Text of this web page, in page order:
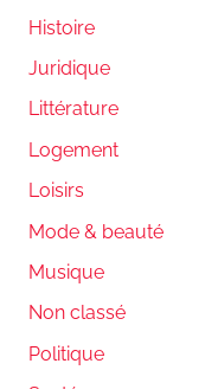
Histoire
Juridique
Littérature
Logement
Loisirs
Mode & beauté
Musique
Non classé
Politique